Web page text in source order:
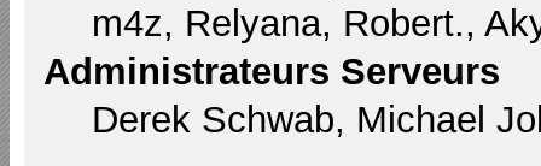
m4z, Relyana, Robert.,
Administrateurs Serveurs
Derek Schwab, Michael